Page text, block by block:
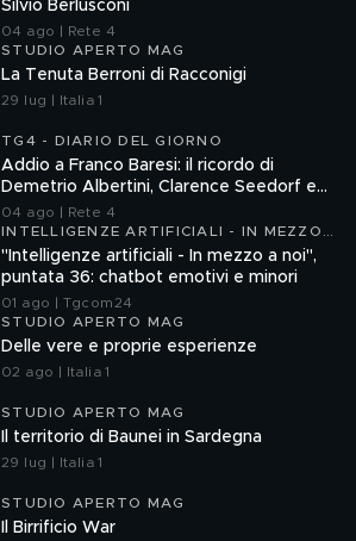
Silvio Berlusconi
04 ago | Rete 4
STUDIO APERTO MAG
La Tenuta Berroni di Racconigi
29 lug | Italia 1
TG4 - DIARIO DEL GIORNO
Addio a Franco Baresi: il ricordo di
Demetrio Albertini, Clarence Seedorf e
Giovanni Galli
04 ago | Rete 4
INTELLIGENZE ARTIFICIALI - IN MEZZO
A NOI
"Intelligenze artificiali - In mezzo a noi",
puntata 36: chatbot emotivi e minori
01 ago | Tgcom24
STUDIO APERTO MAG
Delle vere e proprie esperienze
02 ago | Italia 1
STUDIO APERTO MAG
Il territorio di Baunei in Sardegna
29 lug | Italia 1
STUDIO APERTO MAG
Il Birrificio War